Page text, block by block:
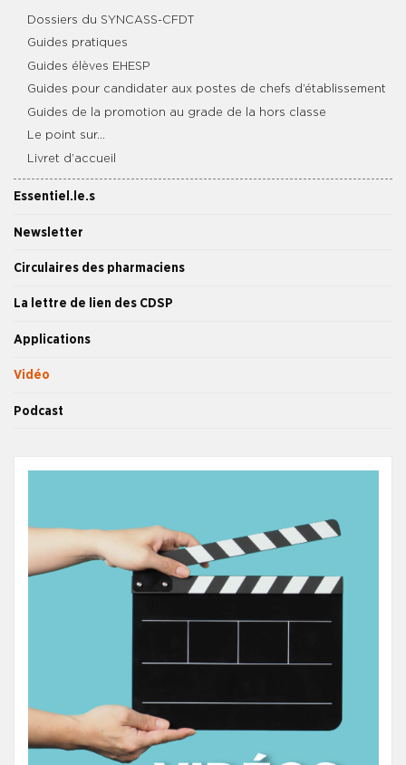
Dossiers du SYNCASS-CFDT
Guides pratiques
Guides élèves EHESP
Guides pour candidater aux postes de chefs d’établissement
Guides de la promotion au grade de la hors classe
Le point sur…
Livret d’accueil
Essentiel.le.s
Newsletter
Circulaires des pharmaciens
La lettre de lien des CDSP
Applications
Vidéo
Podcast